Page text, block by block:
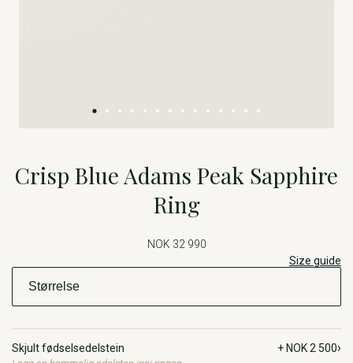
Crisp Blue Adams Peak Sapphire
Ring
NOK 32 990
Size guide
Skjult fødselsedelstein + NOK 2 500›